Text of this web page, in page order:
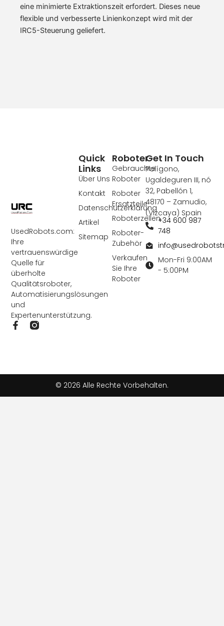
eine minimierte Extraktionszeit erfordert. Dieses neue
flexible und verbesserte Linienkonzept wird mit der
IRC5-Steuerung geliefert.
UsedRobots.com:
Ihre
vertrauenswürdige
Quelle für
überholte
Qualitätsroboter,
Automatisierungslösungen
und
Expertenunterstützung.
F
a
-
Roboter
Gebrauchte
Roboter
Roboter
Ersatzteile
Roboterzellen
Roboter-
Zubehör
Verkaufen
Sie Ihre
Roboter
Quick
Links
Über Uns
Kontakt
Datenschutzerklärung
Artikel
Sitemap
Get In Touch
Polígono,
Ugaldeguren III, nó
32, Pabellón 1,
48170 – Zamudio,
(Vizcaya) Spain
+34 600 987
748
Mon-Fri 9:00AM
- 5:00PM
© 2026 Alle Rechte Vorbehalten.